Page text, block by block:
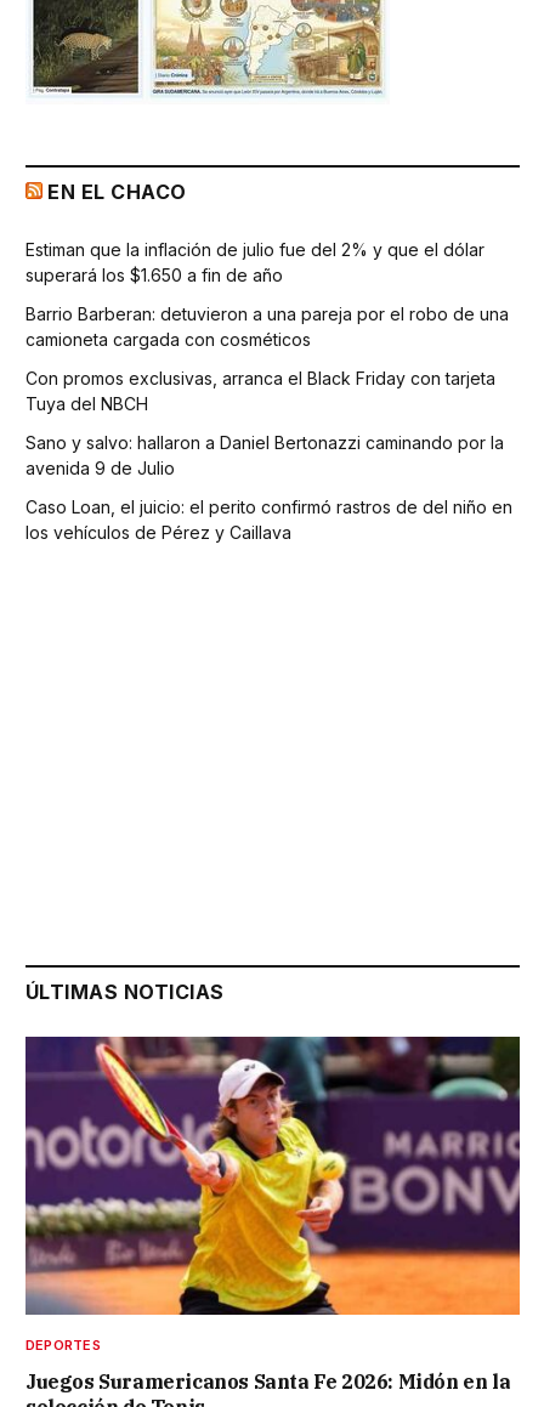
EN EL CHACO
Estiman que la inflación de julio fue del 2% y que el dólar
superará los $1.650 a fin de año
Barrio Barberan: detuvieron a una pareja por el robo de una
camioneta cargada con cosméticos
Con promos exclusivas, arranca el Black Friday con tarjeta
Tuya del NBCH
Sano y salvo: hallaron a Daniel Bertonazzi caminando por la
avenida 9 de Julio
Caso Loan, el juicio: el perito confirmó rastros de del niño en
los vehículos de Pérez y Caillava
ÚLTIMAS NOTICIAS
DEPORTES
Juegos Suramericanos Santa Fe 2026: Midón en la